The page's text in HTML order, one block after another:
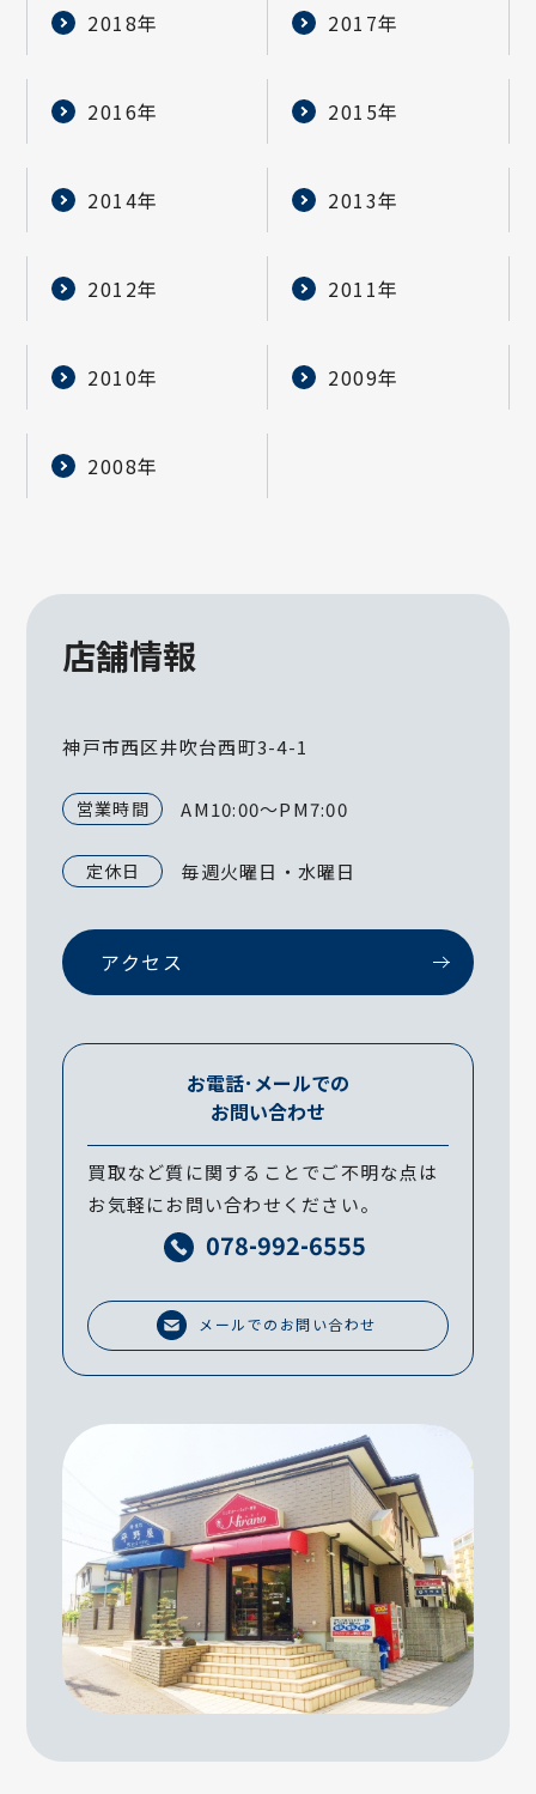
2018年 2017年
2016年 2015年
2014年 2013年
2012年 2011年
2010年 2009年
2008年
店舗情報
神戸市西区井吹台西町3-4-1
営業時間 AM10:00～PM7:00
定休日 毎週火曜日・水曜日
アクセス
お電話･メールでの
お問い合わせ
買取など質に関することでご不明な点は
お気軽にお問い合わせください。
078-992-6555
メールでのお問い合わせ